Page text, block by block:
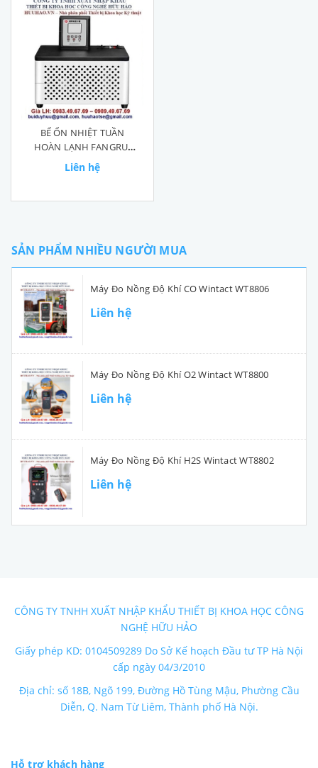
BỂ ỔN NHIỆT TUẦN
HOÀN LẠNH FANGRUI
DC0506N
Liên hệ
SẢN PHẨM NHIỀU NGƯỜI MUA
Máy Đo Nồng Độ Khí CO Wintact WT8806
Liên hệ
Máy Đo Nồng Độ Khí O2 Wintact WT8800
Liên hệ
Máy Đo Nồng Độ Khí H2S Wintact WT8802
Liên hệ
CÔNG TY TNHH XUẤT NHẬP KHẨU THIẾT BỊ KHOA HỌC CÔNG
NGHỆ HỮU HẢO
Giấy phép KD: 0104509289 Do Sở Kế hoạch Đầu tư TP Hà Nội
cấp ngày 04/3/2010
Địa chỉ: số 18B, Ngõ 199, Đường Hồ Tùng Mậu, Phường Cầu
Diễn, Q. Nam Từ Liêm, Thành phố Hà Nội.
Hỗ trợ khách hàng